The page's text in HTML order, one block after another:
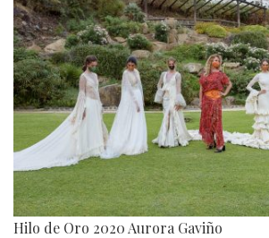
Hilo de Oro 2020 Aurora Gaviño